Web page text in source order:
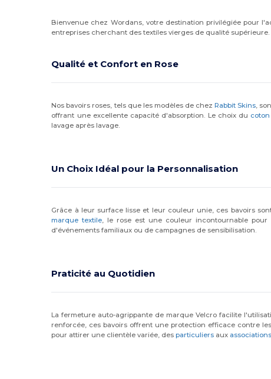
Bienvenue chez Wordans, votre destination privilégiée pour
entreprises cherchant des textiles vierges de qualité supérieure.
Qualité et Confort en Rose
Nos bavoirs roses, tels que les modèles de chez Rabbit Skins ,
offrant une excellente capacité d'absorption. Le choix du coton
lavage après lavage.
Un Choix Idéal pour la Personnalisation
Grâce à leur surface lisse et leur couleur unie, ces bavoirs
marque textile , le rose est une couleur incontournable
d'événements familiaux ou de campagnes de sensibilisation.
Praticité au Quotidien
La fermeture auto-agrippante de marque Velcro facilite
renforcée, ces bavoirs offrent une protection efficace contre
pour attirer une clientèle variée, desparticuliers aux associations